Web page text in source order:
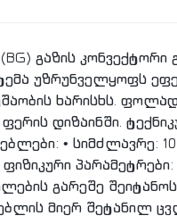
გაზის კონვექტორი
უზრუნველყოფს
ხარისხს.
დიზაინში.
• სიმძლავრე: 10
გარეშე
მიერ შეტანილ